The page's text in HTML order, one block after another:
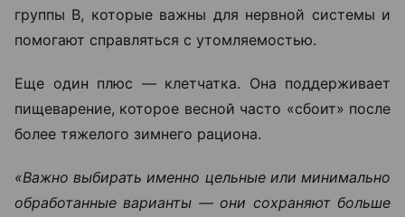
группы B, которые важны для нервной системы и
помогают справляться с утомляемостью.
Еще один плюс — клетчатка. Она поддерживает
пищеварение, которое весной часто «сбоит» после
более тяжелого зимнего рациона.
«Важно выбирать именно цельные или минимально
обработанные варианты — они сохраняют больше